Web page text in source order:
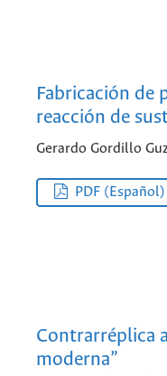
Fabricación de
reacción de
Gerardo Gordillo
PDF (Español)
Contrarréplica
moderna”